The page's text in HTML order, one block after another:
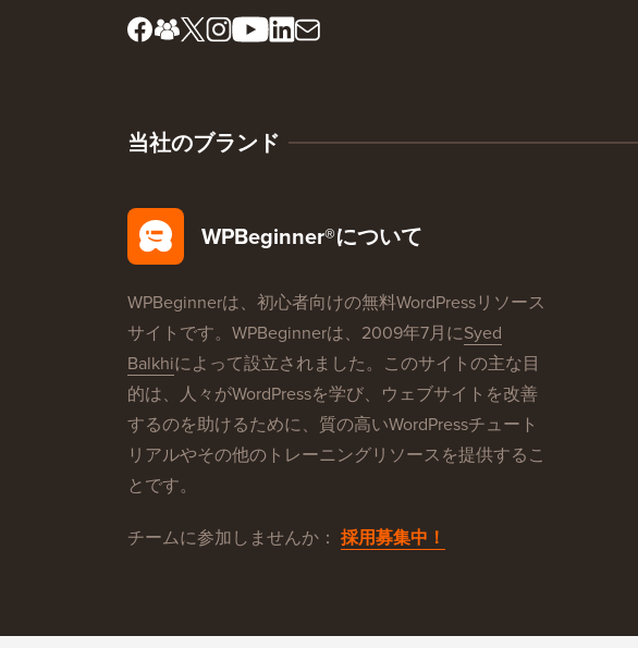
当社のブランド
WPBeginner®について
WPBeginnerは、初心者向けの無料WordPressリソース
サイトです。WPBeginnerは、2009年7月にSyed
Balkhiによって設立されました。このサイトの主な目
的は、人々がWordPressを学び、ウェブサイトを改善
するのを助けるために、質の高いWordPressチュート
リアルやその他のトレーニングリソースを提供するこ
とです。
チームに参加しませんか： 採用募集中！